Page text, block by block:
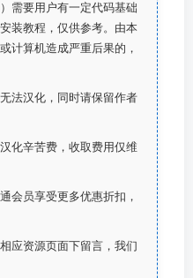
需要用户有一定代码基础
装教程，仅供参考。由本
计算机造成严重后果的，
法汉化，同时请保留作者
化辛苦费，收取费用仅维
会员享受更多优惠折扣，
应资源页面下留言，我们